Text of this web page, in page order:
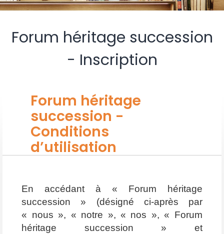
Forum héritage succession
- Inscription
Forum héritage
succession -
Conditions
d’utilisation
En accédant à « Forum héritage
succession » (désigné ci-après par
« nous », « notre », « nos », « Forum
héritage succession » et